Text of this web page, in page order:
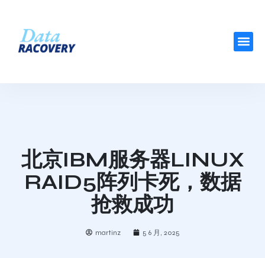
北京IBM服务器LINUX
RAID5阵列卡死，数据
抢救成功
martinz 5 6 月, 2025